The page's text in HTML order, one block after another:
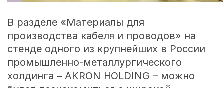
В разделе «Материалы для
производства кабеля и проводов» на
стенде одного из крупнейших в России
промышленно-металлургического
холдинга – AKRON HOLDING – можно